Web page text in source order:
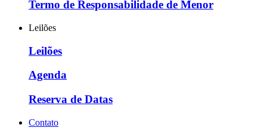
Termo de Responsabilidade de Menor
Leilões
Leilões
Agenda
Reserva de Datas
Contato